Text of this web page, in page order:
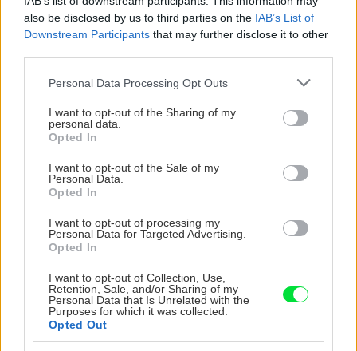
also be disclosed by us to third parties on the IAB’s List of
Downstream Participants that may further disclose it to other
Please note that this website/app uses one or more Google
not limited to your visit or usage behaviour. You may click to
grant or deny consent to Google and its third-party tags to
use your data for below specified purposes in below Google
consent section.
Personal Data Processing Opt Outs
I want to opt-out of the Sharing of my
personal data.
Opted In
I want to opt-out of the Sale of my
Personal Data.
Opted In
I want to opt-out of processing my
Personal Data for Targeted Advertising.
Opted In
I want to opt-out of Collection, Use,
Retention, Sale, and/or Sharing of my
Personal Data that Is Unrelated with the
Purposes for which it was collected.
Opted Out
NAJČÍTANEJŠIE
TÝŽDEŇ
vysaďte na miesta, na ktoré slnko svieti celý
deň
Dom s ukážkovou záhradou: Majitelia mali pri
výbere stavebného materiálu jasno
Nekupujte drahé lapače: Vyrobte si za 5 minút
domácu pascu na osy a sršne, ktorá ich
nepustí von